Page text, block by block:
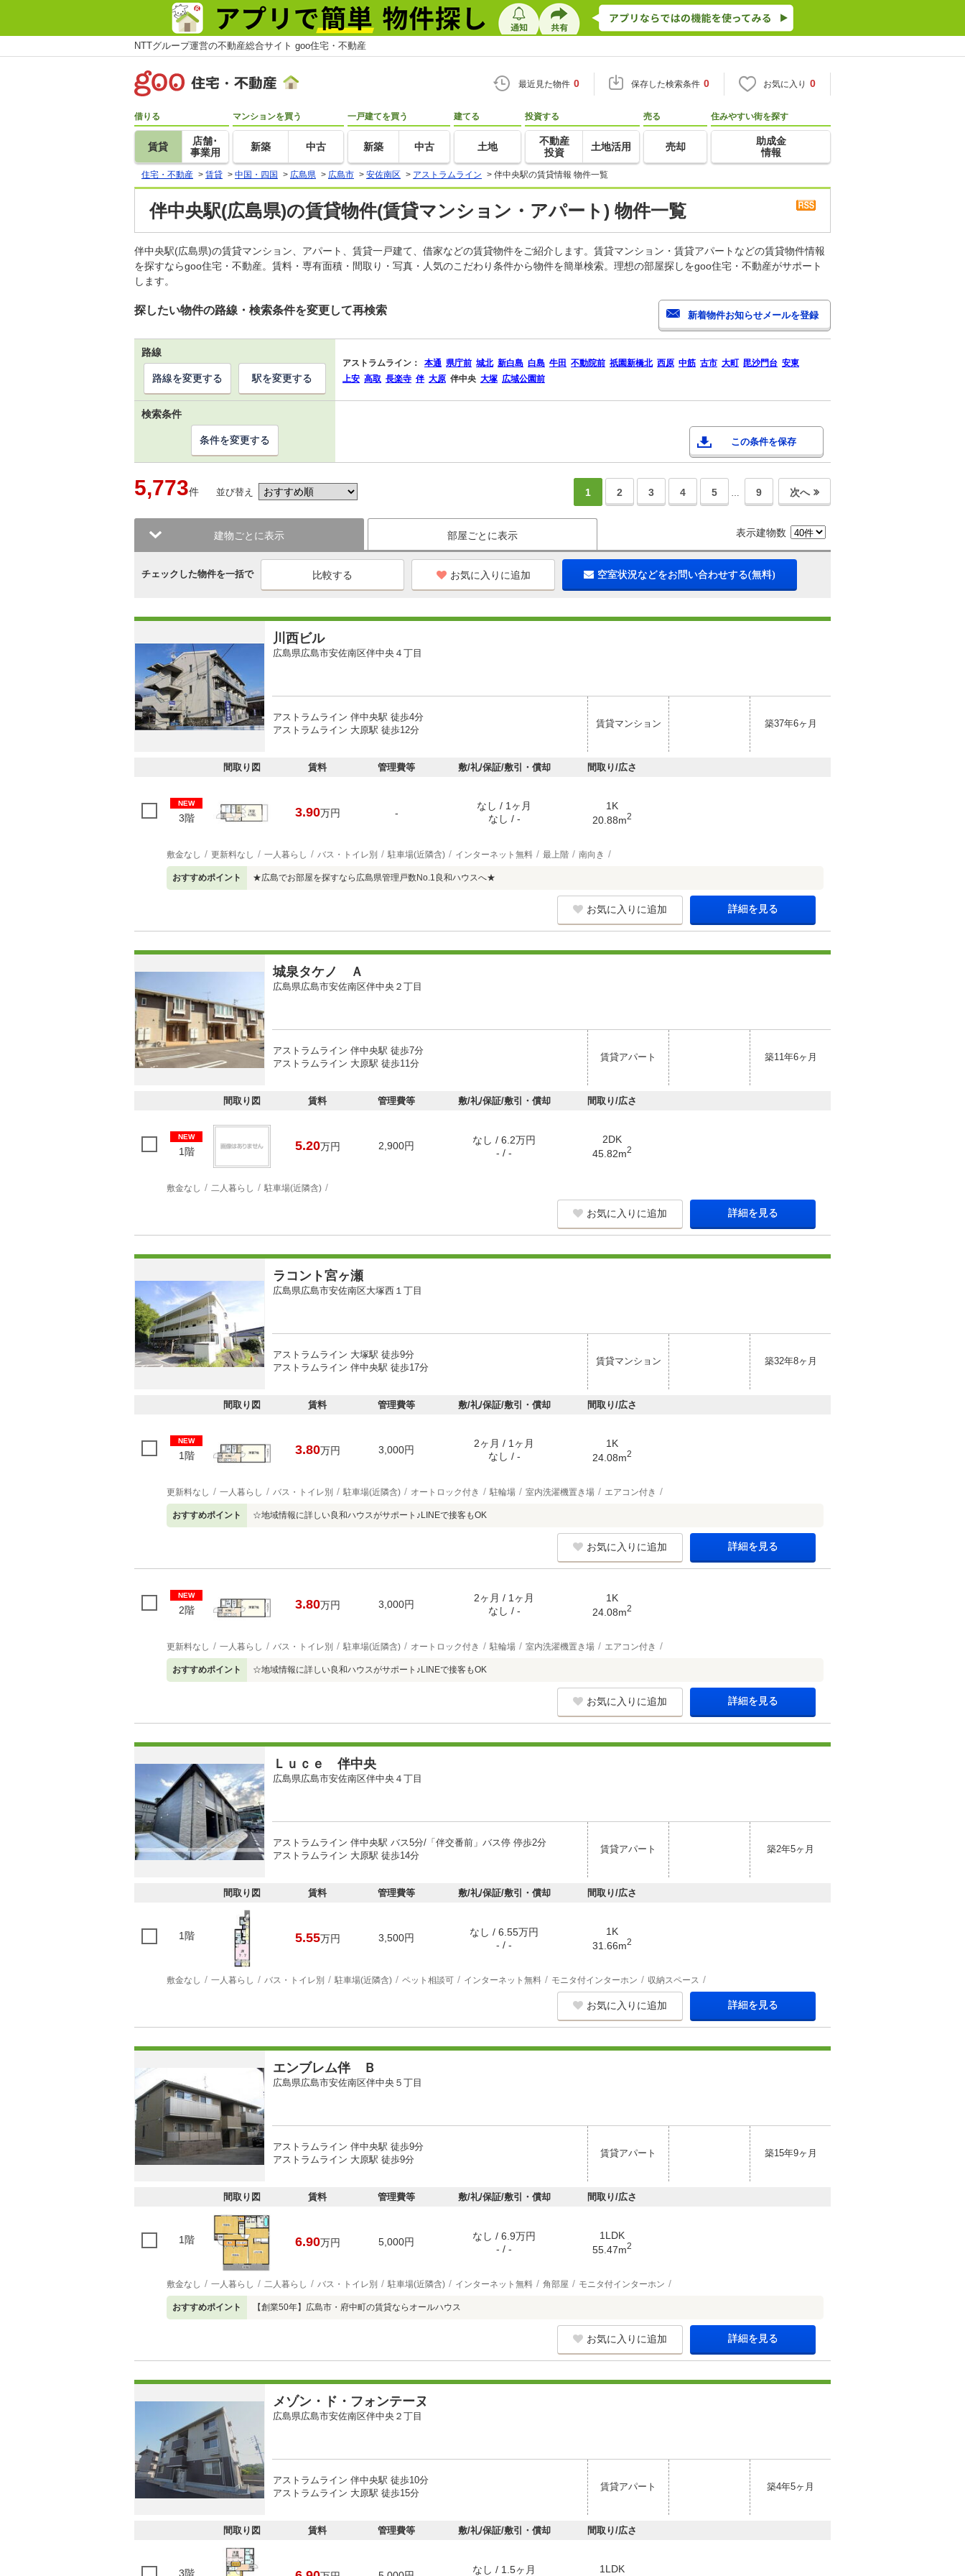
NTTグループ運営の不動産総合サイト goo住宅・不動産
最近見た物件 0 保存した検索条件 0 お気に入り 0
借りる
賃貸
店舗･
事業用
マンションを買う
新築 中古
一戸建てを買う
新築 中古
建てる
土地
投資する
不動産
投資
土地活用
売る
売却
住みやすい街を探す
助成金
情報
住宅・不動産 > 賃貸 > 中国・四国 > 広島県 > 広島市 > 安佐南区 > アストラムライン > 伴中央駅の賃貸情報 物件一覧
伴中央駅(広島県)の賃貸物件(賃貸マンション・アパート) 物件一覧
伴中央駅(広島県)の賃貸マンション、アパート、賃貸一戸建て、借家などの賃貸物件をご紹介します。賃貸マンション・賃貸アパートなどの賃貸物件情報
を探すならgoo住宅・不動産。賃料・専有面積・間取り・写真・人気のこだわり条件から物件を簡単検索。理想の部屋探しをgoo住宅・不動産がサポート
します。
探したい物件の路線・検索条件を変更して再検索
路線
アストラムライン： 本通 県庁前 城北 新白島 白島 牛田 不動院前 祇園新橋北 西原 中筋 古市 大町 毘沙門台 安東
上安 高取 長楽寺 伴 大原 伴中央 大塚 広域公園前
路線を変更する 駅を変更する
検索条件
この条件を保存
条件を変更する
5,773件 並び替え 1 2 3 4 5 … 9 次へ
建物ごとに表示 部屋ごとに表示 表示建物数
チェックした物件を一括で お気に入りに追加 空室状況などをお問い合わせする(無料)
川西ビル
広島県広島市安佐南区伴中央４丁目
アストラムライン 伴中央駅 徒歩4分
アストラムライン 大原駅 徒歩12分
賃貸マンション 築37年6ヶ月
間取り図 賃料 管理費等 敷/礼/保証/敷引・償却 間取り/広さ
NEW
3階 3.90万円 -
なし / 1ヶ月
なし / -
1K
20.88m2
敷金なし 更新料なし 一人暮らし バス・トイレ別 駐車場(近隣含) インターネット無料 最上階 南向き
おすすめポイント ★広島でお部屋を探すなら広島県管理戸数No.1良和ハウスへ★
お気に入りに追加 詳細を見る
城泉タケノ Ａ
広島県広島市安佐南区伴中央２丁目
アストラムライン 伴中央駅 徒歩7分
アストラムライン 大原駅 徒歩11分
賃貸アパート 築11年6ヶ月
間取り図 賃料 管理費等 敷/礼/保証/敷引・償却 間取り/広さ
NEW
1階 5.20万円 2,900円
なし / 6.2万円
- / -
2DK
45.82m2
敷金なし 二人暮らし 駐車場(近隣含)
お気に入りに追加 詳細を見る
ラコント宮ヶ瀬
広島県広島市安佐南区大塚西１丁目
アストラムライン 大塚駅 徒歩9分
アストラムライン 伴中央駅 徒歩17分
賃貸マンション 築32年8ヶ月
間取り図 賃料 管理費等 敷/礼/保証/敷引・償却 間取り/広さ
NEW
1階 3.80万円 3,000円
2ヶ月 / 1ヶ月
なし / -
1K
24.08m2
更新料なし 一人暮らし バス・トイレ別 駐車場(近隣含) オートロック付き 駐輪場 室内洗濯機置き場 エアコン付き
おすすめポイント ☆地域情報に詳しい良和ハウスがサポート♪LINEで接客もOK
お気に入りに追加 詳細を見る
NEW
2階 3.80万円 3,000円
2ヶ月 / 1ヶ月
なし / -
1K
24.08m2
更新料なし 一人暮らし バス・トイレ別 駐車場(近隣含) オートロック付き 駐輪場 室内洗濯機置き場 エアコン付き
おすすめポイント ☆地域情報に詳しい良和ハウスがサポート♪LINEで接客もOK
お気に入りに追加 詳細を見る
Ｌｕｃｅ 伴中央
広島県広島市安佐南区伴中央４丁目
アストラムライン 伴中央駅 バス5分/「伴交番前」バス停 停歩2分
アストラムライン 大原駅 徒歩14分
賃貸アパート 築2年5ヶ月
間取り図 賃料 管理費等 敷/礼/保証/敷引・償却 間取り/広さ
1階 5.55万円 3,500円
なし / 6.55万円
- / -
1K
31.66m2
敷金なし 一人暮らし バス・トイレ別 駐車場(近隣含) ペット相談可 インターネット無料 モニタ付インターホン 収納スペース
お気に入りに追加 詳細を見る
エンブレム伴 Ｂ
広島県広島市安佐南区伴中央５丁目
アストラムライン 伴中央駅 徒歩9分
アストラムライン 大原駅 徒歩9分
賃貸アパート 築15年9ヶ月
間取り図 賃料 管理費等 敷/礼/保証/敷引・償却 間取り/広さ
1階 6.90万円 5,000円
なし / 6.9万円
- / -
1LDK
55.47m2
敷金なし 一人暮らし 二人暮らし バス・トイレ別 駐車場(近隣含) インターネット無料 角部屋 モニタ付インターホン
おすすめポイント 【創業50年】広島市・府中町の賃貸ならオールハウス
お気に入りに追加 詳細を見る
メゾン・ド・フォンテーヌ
広島県広島市安佐南区伴中央２丁目
アストラムライン 伴中央駅 徒歩10分
アストラムライン 大原駅 徒歩15分
賃貸アパート 築4年5ヶ月
間取り図 賃料 管理費等 敷/礼/保証/敷引・償却 間取り/広さ
3階 なし / 1.5ヶ月 1LDK